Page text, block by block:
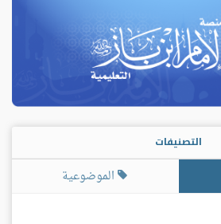
التصنيفات
الموضوعية